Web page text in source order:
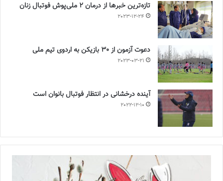
تازه‌ترین خبرها از درمان ۲ ملی‌پوش فوتبال زنان
2023-12-24
دعوت آزمون از 30 بازیکن به اردوی تیم ملی
2023-03-21
آینده درخشانی در انتظار فوتبال بانوان است
2022-12-10